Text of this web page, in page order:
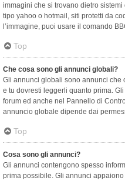
immagini che si trovano dietro
tipo yahoo o hotmail, siti protetti da
l’immagine, puoi usare il comando
Top
Che cosa sono gli annunci globali?
Gli annunci globali sono annunci che
e tu dovresti leggerli quanto prima.
forum ed anche nel Pannello di
annuncio globale dipende dai
Top
Cosa sono gli annunci?
Gli annunci contengono spesso
prima possibile. Gli annunci